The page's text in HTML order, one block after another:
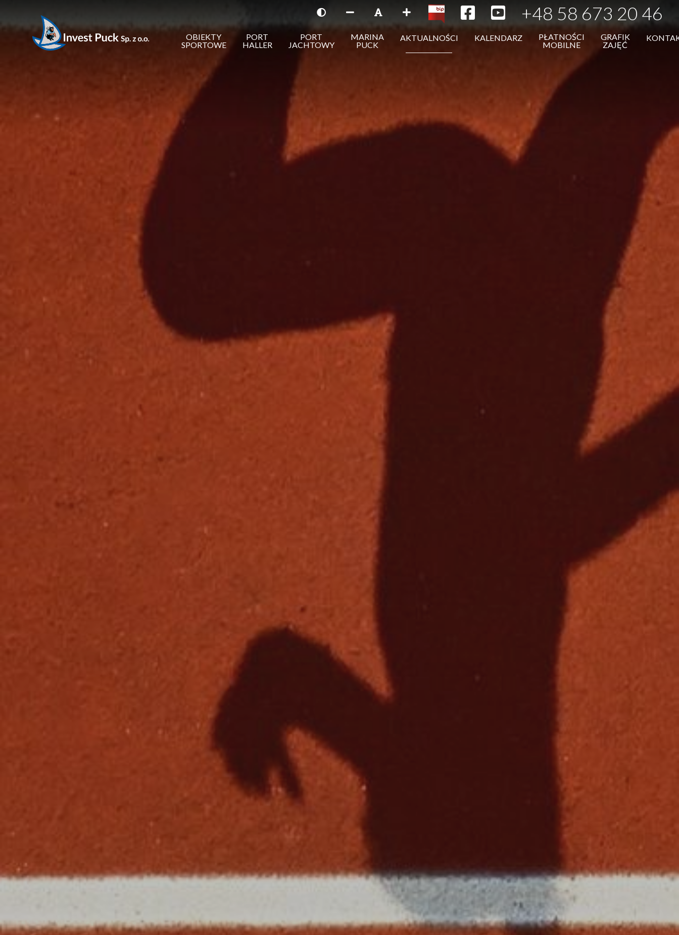
+48 58 673 20 46
OBIEKTY
SPORTOWE
PORT
HALLER
PORT
JACHTOWY
MARINA
PUCK
AKTUALNOŚCI KALENDARZ
PŁATNOŚCI
MOBILNE
GRAFIK
ZAJĘĆ